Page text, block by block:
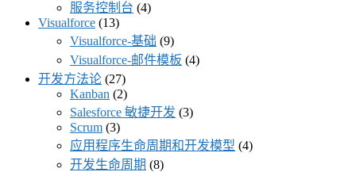
服务控制台 (4)
Visualforce (13)
Visualforce-基础 (9)
Visualforce-邮件模板 (4)
开发方法论 (27)
Kanban (2)
Salesforce 敏捷开发 (3)
Scrum (3)
应用程序生命周期和开发模型 (4)
开发生命周期 (8)